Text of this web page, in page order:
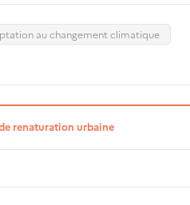
au changement climatique
renaturation urbaine